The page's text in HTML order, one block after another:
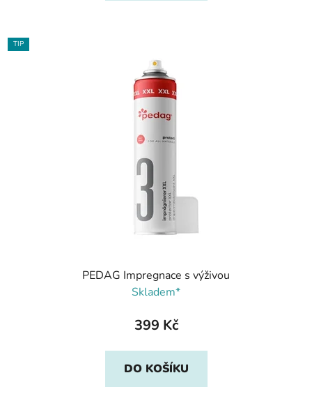
TIP
PEDAG Impregnace s výživou
Skladem*
399 Kč
DO KOŠÍKU